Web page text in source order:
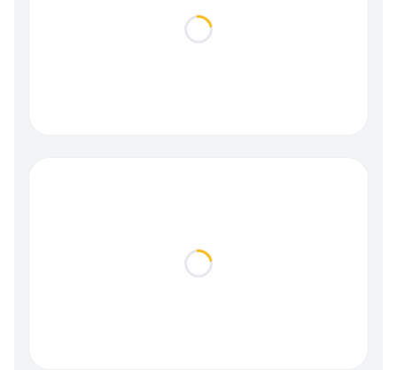
Loading...
Loading...